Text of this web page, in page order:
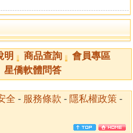
明 商品查詢
會員專區
星僑軟體問答
全 - 服務條款 - 隱私權政策 -